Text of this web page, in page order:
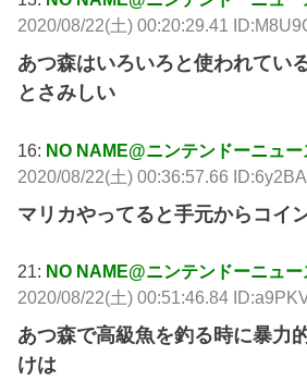
2020/08/22(土) 00:20:29.41
あつ森はいろいろと使われてい
とさみしい
16: NO NAME@ニンテンドーニュー
2020/08/22(土) 00:36:57.66
マリカやってると手元からコイ
21: NO NAME@ニンテンドーニュー
2020/08/22(土) 00:51:46.84
あつ森で高級魚を釣る時に暴力
けは